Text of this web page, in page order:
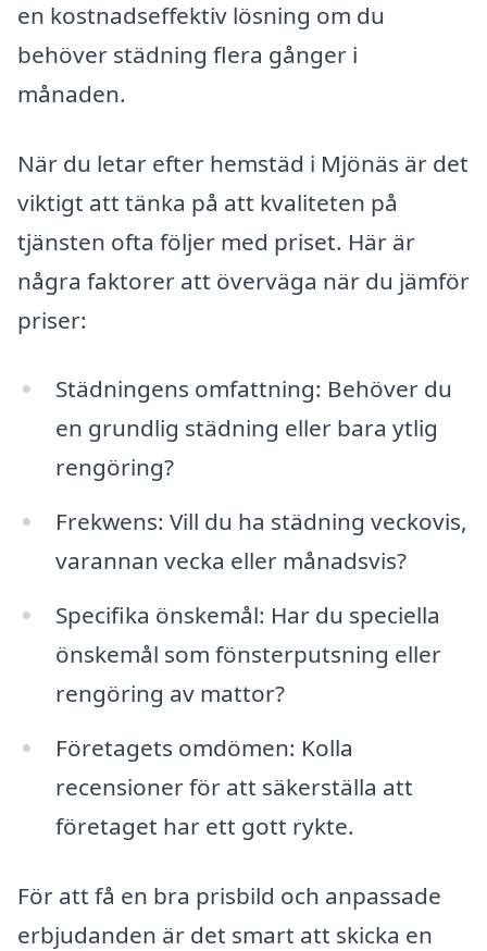
en kostnadseffektiv lösning om du
behöver städning flera gånger i
månaden.
När du letar efter hemstäd i Mjönäs är det
viktigt att tänka på att kvaliteten på
tjänsten ofta följer med priset. Här är
några faktorer att överväga när du jämför
priser:
Städningens omfattning: Behöver du
en grundlig städning eller bara ytlig
rengöring?
Frekwens: Vill du ha städning veckovis,
varannan vecka eller månadsvis?
Specifika önskemål: Har du speciella
önskemål som fönsterputsning eller
rengöring av mattor?
Företagets omdömen: Kolla
recensioner för att säkerställa att
företaget har ett gott rykte.
För att få en bra prisbild och anpassade
erbjudanden är det smart att skicka en